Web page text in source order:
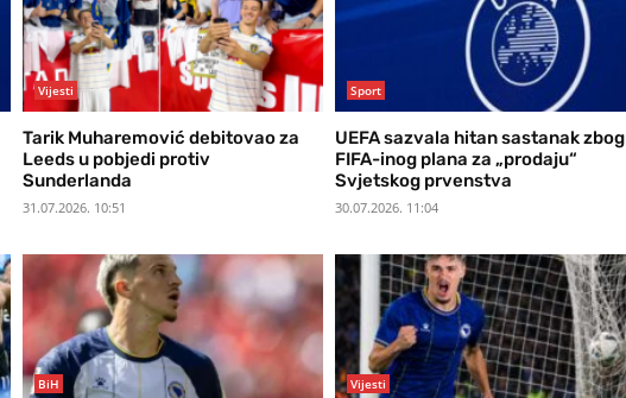
Vijesti
Tarik Muharemović debitovao za
Leeds u pobjedi protiv
Sunderlanda
31.07.2026. 10:51
Sport
UEFA sazvala hitan sastanak zbog
FIFA-inog plana za „prodaju“
Svjetskog prvenstva
30.07.2026. 11:04
BiH Vijesti